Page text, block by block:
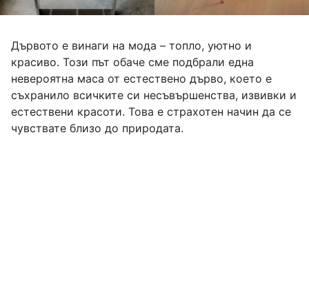
Дървото е винаги на мода – топло, уютно и
красиво. Този път обаче сме подбрали една
невероятна маса от естествено дърво, което е
съхранило всичките си несъвършенства, извивки и
естествени красоти. Това е страхотен начин да се
чувствате близо до природата.